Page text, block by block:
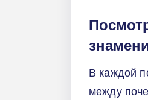
В каждой
между